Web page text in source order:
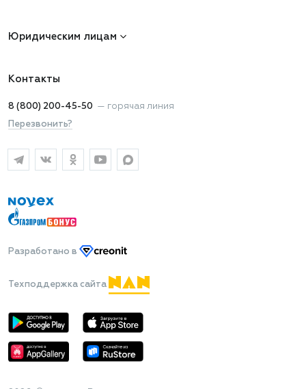
Юридическим лицам
Контакты
8 (800) 200-45-50 — горячая линия
Перезвонить?
Разработано в
Техподдержка сайта